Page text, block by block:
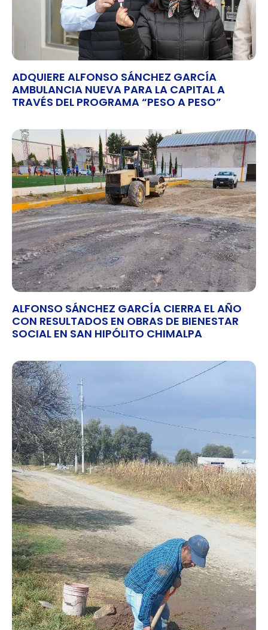
ADQUIERE ALFONSO SÁNCHEZ GARCÍA
AMBULANCIA NUEVA PARA LA CAPITAL A
TRAVÉS DEL PROGRAMA “PESO A PESO”
ALFONSO SÁNCHEZ GARCÍA CIERRA EL AÑO
CON RESULTADOS EN OBRAS DE BIENESTAR
SOCIAL EN SAN HIPÓLITO CHIMALPA